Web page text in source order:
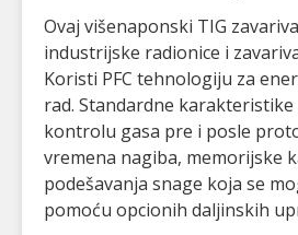
Ovaj višenaponski TIG
industrijske radionice i
Koristi PFC tehnologiju za
rad. Standardne
kontrolu gasa pre i posle
vremena nagiba, memorijske
podešavanja snage koja se
pomoću opcionih daljinskih